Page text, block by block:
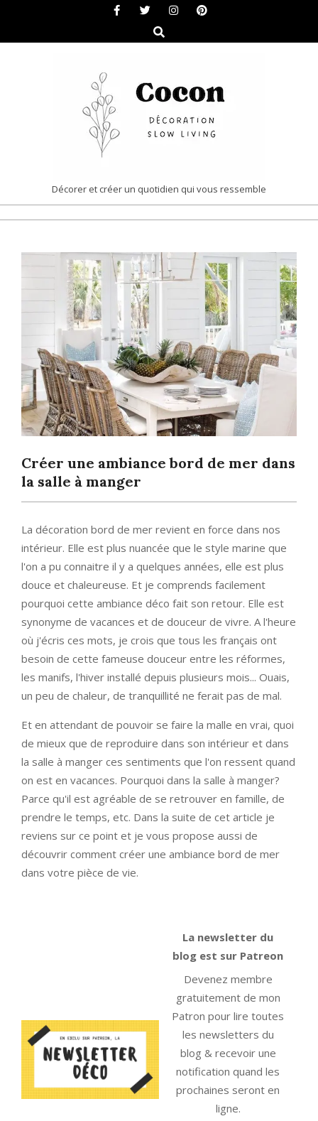
content
Search
COCON
|
SLOW
LIVING
Décorer et créer un quotidien qui vous ressemble
Créer une ambiance bord de mer dans
la salle à manger
La décoration bord de mer revient en force dans nos
intérieur. Elle est plus nuancée que le style marine que
l'on a pu connaitre il y a quelques années, elle est plus
douce et chaleureuse. Et je comprends facilement
pourquoi cette ambiance déco fait son retour. Elle est
synonyme de vacances et de douceur de vivre. A l'heure
où j'écris ces mots, je crois que tous les français ont
besoin de cette fameuse douceur entre les réformes,
les manifs, l'hiver installé depuis plusieurs mois... Ouais,
un peu de chaleur, de tranquillité ne ferait pas de mal.
Et en attendant de pouvoir se faire la malle en vrai, quoi
de mieux que de reproduire dans son intérieur et dans
la salle à manger ces sentiments que l'on ressent quand
on est en vacances. Pourquoi dans la salle à manger?
Parce qu'il est agréable de se retrouver en famille, de
prendre le temps, etc. Dans la suite de cet article je
reviens sur ce point et je vous propose aussi de
découvrir comment créer une ambiance bord de mer
dans votre pièce de vie.
La newsletter du
blog est sur Patreon
Devenez membre
gratuitement de mon
Patron pour lire toutes
les newsletters du
blog & recevoir une
notification quand les
prochaines seront en
ligne.